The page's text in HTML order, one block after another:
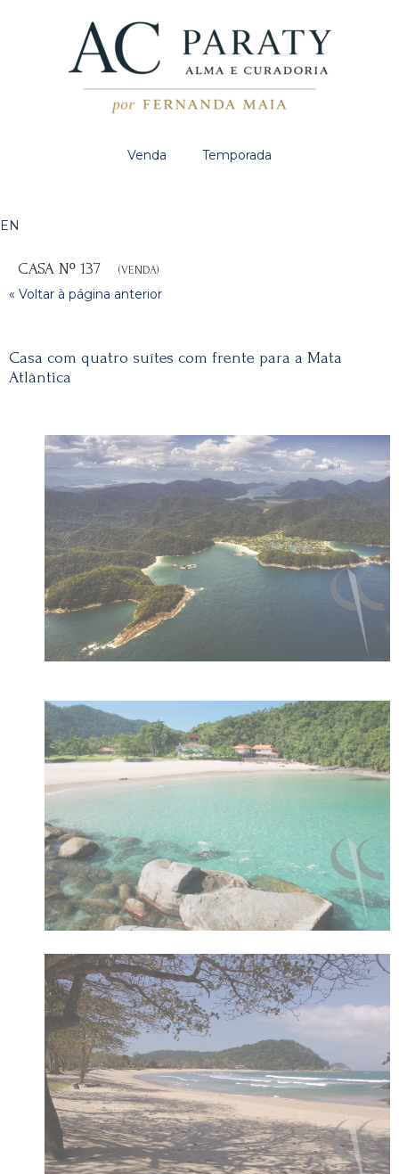
Venda Temporada
EN
CASA Nº 137 (VENDA)
« Voltar à página anterior
Casa com quatro suítes com frente para a Mata
Atlântica